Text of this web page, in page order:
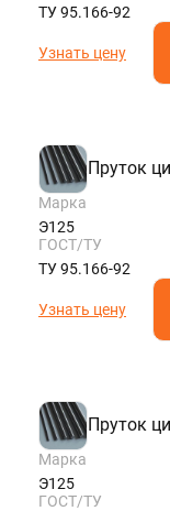
ТУ 95.166-92
Узнать цену
Пруток
Марка
Э125
ГОСТ/ТУ
ТУ 95.166-92
Узнать цену
Пруток
Марка
Э125
ГОСТ/ТУ